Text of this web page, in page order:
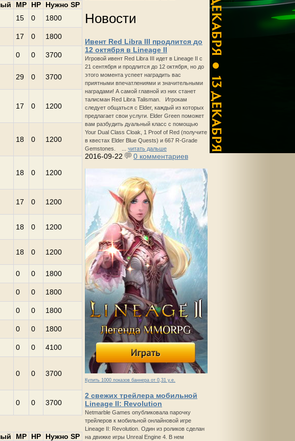
Новости
Ивент Red Libra III продлится до
12 октября в Lineage II
Игровой ивент Red Libra III идет в Lineage II с
21 сентября и продлится до 12 октября, но до
этого момента успеет наградить вас
приятными впечатлениями и значительными
наградами! А самой главной из них станет
талисман Red Libra Talisman. Игрокам
следует общаться с Elder, каждый из которых
предлагает свои услуги. Elder Green поможет
вам разбудить дуальный класс с помощью
Your Dual Class Cloak, 1 Proof of Red (получите
в квестах Elder Blue Quests) и 667 R-Grade
Gemstones. ... читать дальше
2016-09-22 0 комментариев
Купить 1000 показов баннера от 0,31 у.е.
2 свежих трейлера мобильной
Lineage II: Revolution
Netmarble Games опубликовала парочку
трейлеров к мобильной онлайновой игре
Lineage II: Revolution. Один из роликов сделан
на движке игры Unreal Engine 4. В нем
MP HP
Нужно SP
15 0
1800
17 0
1800
0 0
3700
29 0 3700
17 0 1200
18 0 1200
18 0 1200
17 0 1200
18 0 1200
18 0 1200
0 0
1800
0 0
1800
0 0
1800
0 0
1800
0 0
4100
0 0 3700
0 0 3700
MP HP
Нужно SP